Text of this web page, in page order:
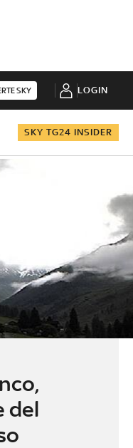
SKY LOGIN
SKY TG24 INSIDER
del